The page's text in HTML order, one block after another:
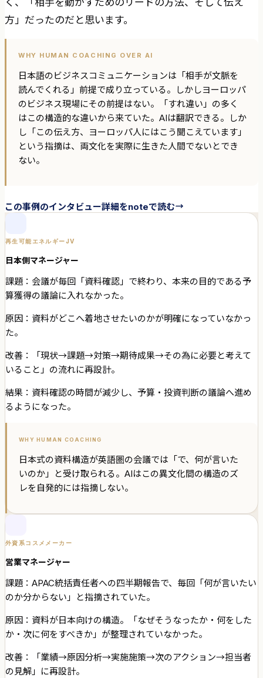
く、「相手を動かすためのリードの方法、そして伝え
方」だったのだと思います。
WHY HUMAN COACHING OVER AI
日本語のビジネスコミュニケーションは「相手が文脈を
読んでくれる」前提で成り立っている。しかしヨーロッパ
のビジネス現場にその前提はない。「すれ違い」の多く
はこの構造的な違いから来ていた。AIは翻訳できる。しか
し「この伝え方、ヨーロッパ人にはこう聞こえています」
という指摘は、両文化を実際に生きた人間でないとでき
ない。
この事例のインタビュー詳細をnoteで読む
再生可能エネルギーJV
日本側マネージャー
課題： 会議が毎回「資料確認」で終わり、本来の目的である予
算獲得の議論に入れなかった。
原因： 資料がどこへ着地させたいのかが明確になっていなかっ
た。
改善：
「現状→課題→対策→期待成果→その為に必要と考えて
いること」の流れに再設計。
結果：資料確認の時間が減少し、予算・投資判断の議論へ進め
るようになった。
WHY HUMAN COACHING
日本式の資料構造が英語圏の会議では「で、何が言いた
いのか」と受け取られる。AIはこの異文化間の構造のズ
レを自発的には指摘しない。
外資系コスメメーカー
営業マネージャー
課題： APAC統括責任者への四半期報告で、毎回「何が言いたい
のか分からない」と指摘されていた。
原因： 資料が日本向けの構造。「なぜそうなったか・何をした
か・次に何をすべきか」が整理されていなかった。
改善：
「業績→原因分析→実施施策→次のアクション→担当者
の見解」に再設計。